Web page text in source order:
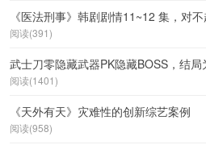
《医法刑事》韩剧剧情11~12 集，对
阅读(391)
武士刀零隐藏武器PK隐藏BOSS，结局
阅读(1401)
《天外有天》灾难性的创新综艺案例
阅读(958)